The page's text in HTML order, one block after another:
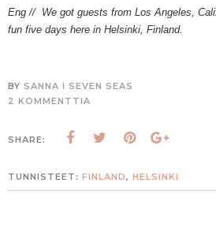
Eng // We got guests from Los Angeles,
fun five days here in Helsinki, Finland.
BY SANNA I SEVEN SEAS
2 KOMMENTTIA
SHARE:
TUNNISTEET: FINLAND, HELSINKI